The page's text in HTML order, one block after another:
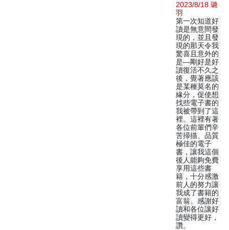
2023/8/18 璐
羽
第一次知道好
讀是無意間發
現的，並且發
現的那天令我
驚喜且意外的
是—剛好是好
讀復活不久之
後，覺著應該
是某種莫名的
緣分，促使想
找些電子書的
我被帶到了這
裡。這裡有著
各位前輩們辛
苦掃描、品質
極佳的電子
書，讓我這個
後人能夠免費
享用這些書
籍，十分感激
前人的努力讓
我成了書籍的
富翁。感謝好
讀和各位讓好
讀變得更好，
讚。